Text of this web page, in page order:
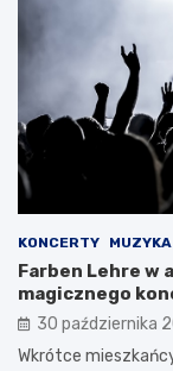
KONCERTY MUZYKA
Farben Lehre w
magicznego
30 października
Wkrótce